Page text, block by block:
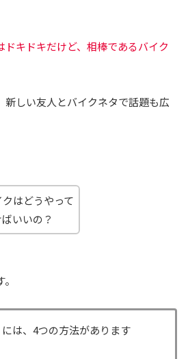
キドキだけど、相棒であるバイク
新しい友人とバイクネタで話題も広
はどうやって
いいの？
は、4つの方法があります